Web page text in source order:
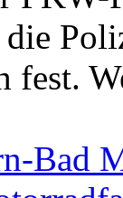
fest.
Bad